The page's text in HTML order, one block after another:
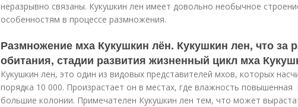
неразрывно связаны. Кукушкин лен имеет довольно необычное
особенностям в процессе размножения.
Размножение мха Кукушкин лён. Кукушкин лен, что за
обитания, стадии развития жизненный цикл мха
Кукушкин лен, это один из видовых представителей мхов, которых
порядка 10 000. Произрастает он в местах, где влажность повышенная
большие колонии. Примечателен Кукушкин лен тем, что может